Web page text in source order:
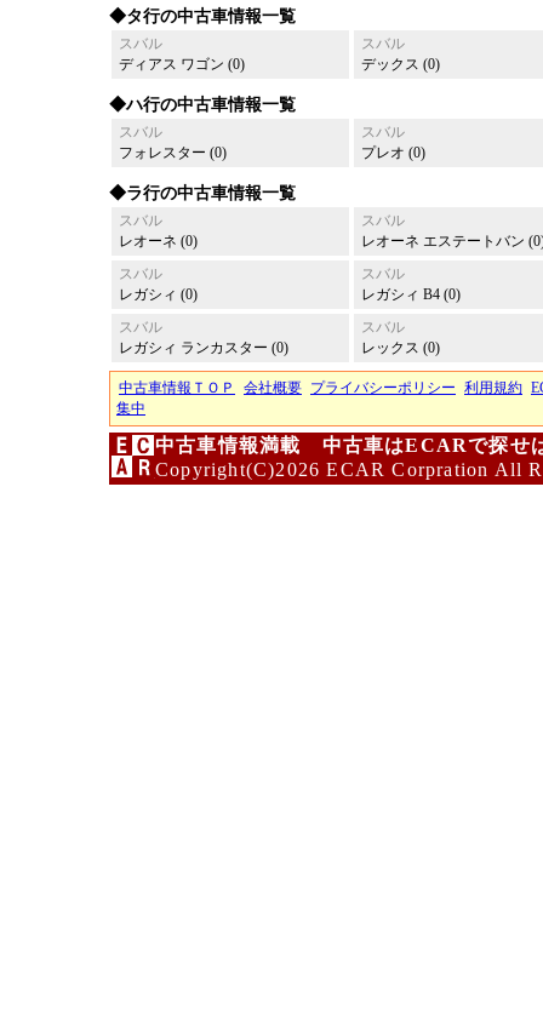
◆タ行の中古車情報一覧
スバル
ディアス ワゴン (0)
スバル
デックス (0)
◆ハ行の中古車情報一覧
スバル
フォレスター (0)
スバル
プレオ (0)
◆ラ行の中古車情報一覧
スバル
レオーネ (0)
スバル
レオーネ エステートバン
スバル
レガシィ (0)
スバル
レガシィ B4 (0)
スバル
レガシィ ランカスター (0)
スバル
レックス (0)
中古車情報ＴＯＰ 会社概要 プライバシーポリシー 利用規約
集中
中古車情報満載 中古車はECARで探せ
Copyright(C)2026 ECAR Corpration All